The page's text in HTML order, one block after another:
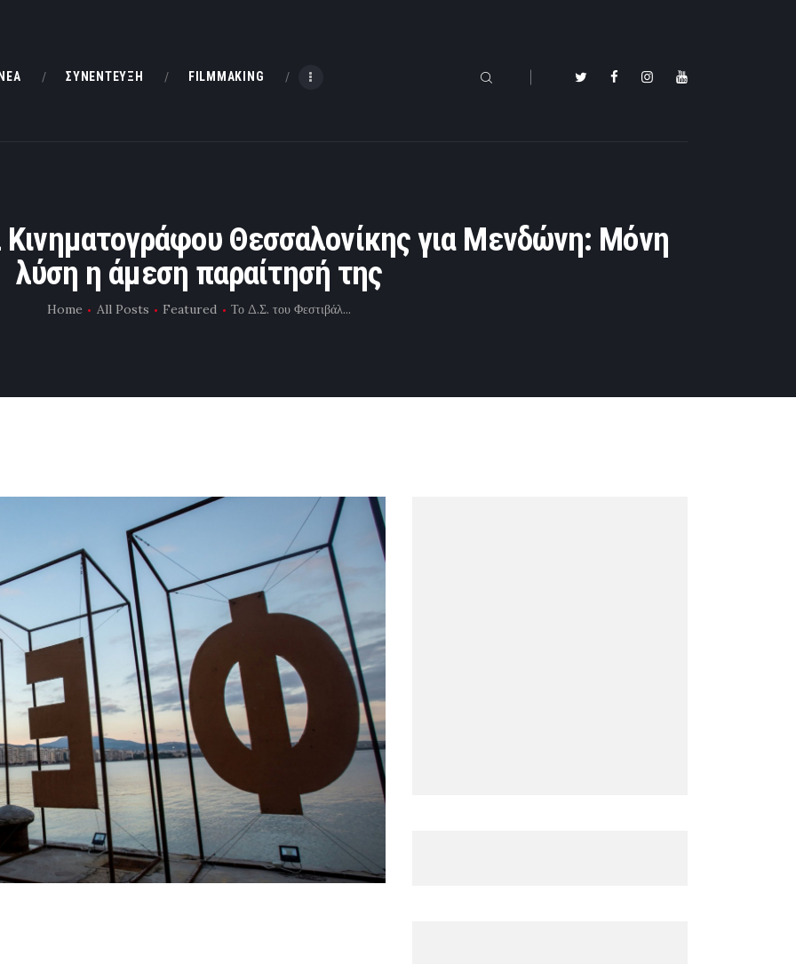
ΝΕΑ ΣΥΝΕΝΤΕΥΞΗ FILMMAKING
Θεσσαλονίκης για Μενδώνη: Μόνη
λύση η άμεση παραίτησή της
Home All Posts Featured Το Δ.Σ. του Φεστιβάλ...
ΝΕΑ
ΜΙΚΡΟΥ ΜΗΚΟΥΣ
EΠΙΚΟΙΝΩΝΙΑ